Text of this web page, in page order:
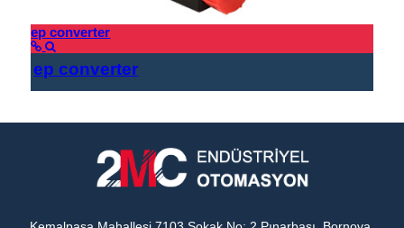
ep converter
ep converter